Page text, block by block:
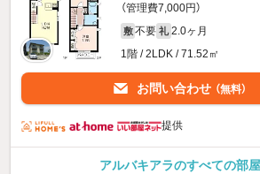
（管理費7,000円）
敷 不要 礼 2.0ヶ月
1階 / 2LDK / 71.52㎡
お問い合わせ （無料）
提供
アルバキアラのすべての部